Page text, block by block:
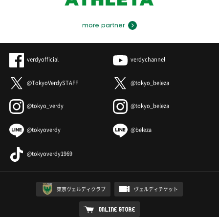
more partner
verdyofficial verdychannel
@TokyoVerdySTAFF @tokyo_beleza
@tokyo_verdy @tokyo_beleza
@tokyoverdy @beleza
@tokyoverdy1969
東京ヴェルディクラブ ヴェルディチケット
ONLINE STORE